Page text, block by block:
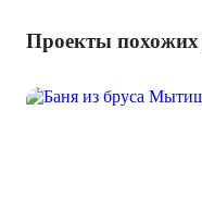
Проекты похожих